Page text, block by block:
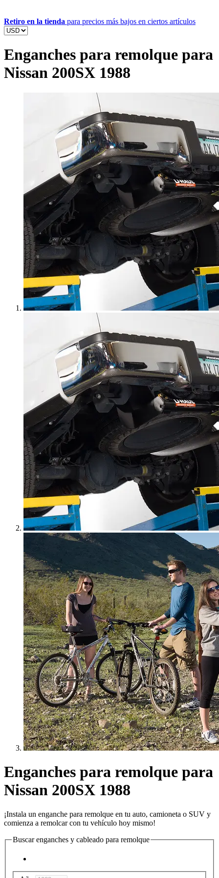
Retiro en la tienda para precios más bajos en ciertos artículos
Enganches para remolque para
Nissan 200SX 1988
Enganches para remolque para
Nissan 200SX 1988
¡Instala un enganche para remolque en tu auto, camioneta o SUV y
comienza a remolcar con tu vehículo hoy mismo!
Buscar enganches y cableado para remolque